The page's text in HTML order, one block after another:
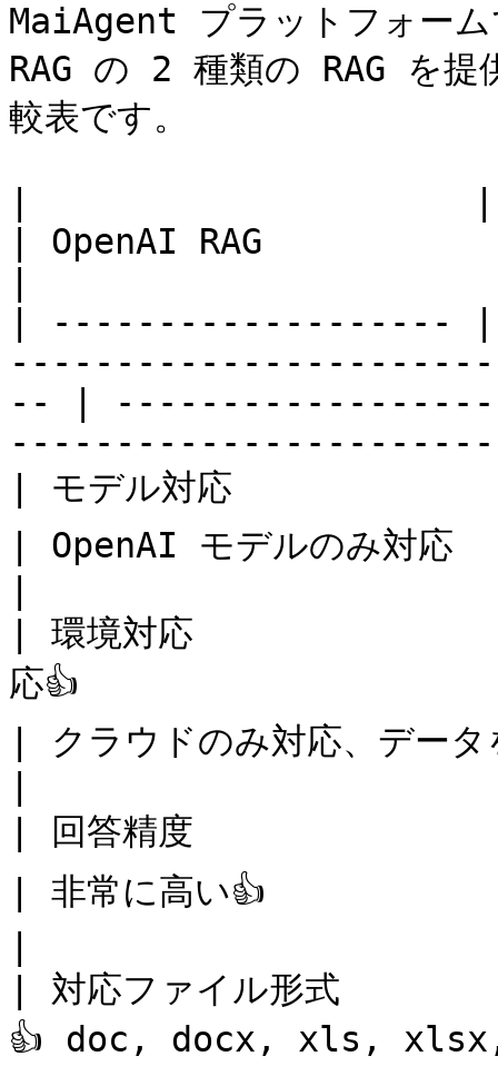
MaiAgent プラットフォー
RAG の 2 種類の RAG を提
較表です。
| OpenAI RAG
| -------------------
-- |
| モデル対応
| OpenAI モデルのみ対応
| 環境対応                |
応👍
| クラウドのみ対応、デー
| 回答精度                |
| 非常に高い👍
| 対応ファイル形式
👍 doc, docx, xls,